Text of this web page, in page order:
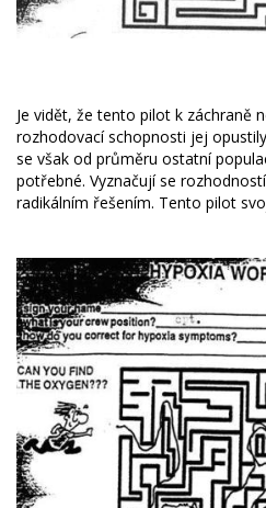
Je vidět, že tento pilot k záchraně
rozhodovací schopnosti jej
se však od průměru ostatní
potřebné. Vyznačují se
radikálním řešením. Tento pilot